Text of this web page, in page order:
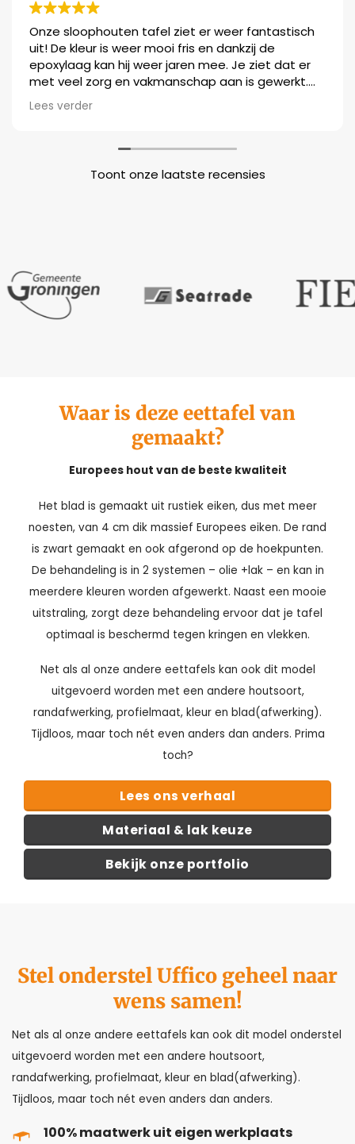
Onze sloophouten tafel ziet er weer fantastisch
uit! De kleur is weer mooi fris en dankzij de
epoxylaag kan hij weer jaren mee. Je ziet dat er
met veel zorg en vakmanschap aan is gewerkt.
We zijn ontzettend blij met het resultaat. Heel erg
bedankt!!!
Lees verder
Toont onze laatste recensies
Waar is deze eettafel van
gemaakt?
Europees hout van de beste kwaliteit
Het blad is gemaakt uit rustiek eiken, dus met meer
noesten, van 4 cm dik massief Europees eiken. De rand
is zwart gemaakt en ook afgerond op de hoekpunten.
De behandeling is in 2 systemen – olie +lak – en kan in
meerdere kleuren worden afgewerkt. Naast een mooie
uitstraling, zorgt deze behandeling ervoor dat je tafel
optimaal is beschermd tegen kringen en vlekken.
Net als al onze andere eettafels kan ook dit model
uitgevoerd worden met een andere houtsoort,
randafwerking, profielmaat, kleur en blad(afwerking).
Tijdloos, maar toch nét even anders dan anders. Prima
toch?
Lees ons verhaal
Materiaal & lak keuze
Bekijk onze portfolio
Stel onderstel Uffico geheel naar
wens samen!
Net als al onze andere eettafels kan ook dit model onderstel
uitgevoerd worden met een andere houtsoort,
randafwerking, profielmaat, kleur en blad(afwerking).
Tijdloos, maar toch nét even anders dan anders.
100% maatwerk uit eigen werkplaats